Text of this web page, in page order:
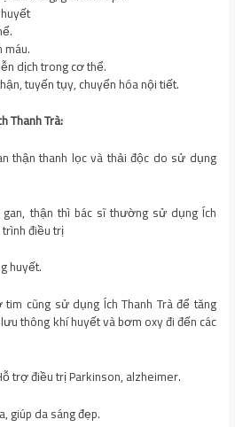
dịch trong cơ thể.
tuyến tụy, chuyển hóa nội tiết.
Thanh Trà:
thận thanh lọc và thải độc do sử dụng
thận thì bác sĩ thường sử dụng Ích
điều trị
huyết.
tim cũng sử dụng Ích Thanh Trà để tăng
thông khí huyết và bơm oxy đi đến các
trợ điều trị Parkinson, alzheimer.
giúp da sáng đẹp.